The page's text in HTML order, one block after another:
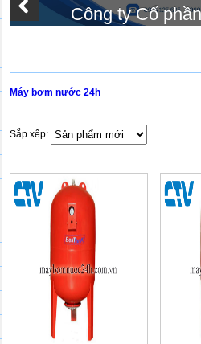
Công ty Cổ
Máy bơm nước 24h
Sắp xếp: